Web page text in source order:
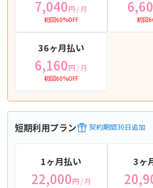
7,040円 / 月
初回60%OFF 初回
36ヶ月払い
6,160円 / 月
初回60%OFF
短期利用プラン 契約期間30日追加
1ヶ月払い
22,000円/ 月
3ヶ